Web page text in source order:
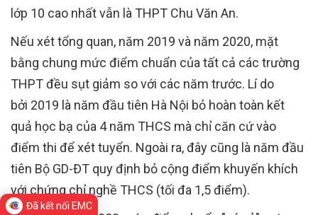
lớp 10 cao nhất vẫn là THPT Chu Văn An.
Nếu xét tổng quan, năm 2019 và năm 2020, mặt
bằng chung mức điểm chuẩn của tất cả các trường
THPT đều sụt giảm so với các năm trước. Lí do
bởi 2019 là năm đầu tiên Hà Nội bỏ hoàn toàn kết
quả học bạ của 4 năm THCS mà chỉ căn cứ vào
điểm thi để xét tuyển. Ngoài ra, đây cũng là năm đầu
tiên Bộ GD-ĐT quy định bỏ cộng điểm khuyến khích
với chứng chỉ nghề THCS (tối đa 1,5 điểm).
Đã kết nối EMC